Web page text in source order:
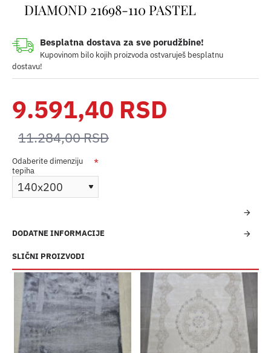
DIAMOND 21698-110 PASTEL
Besplatna dostava za sve porudžbine!
Kupovinom bilo kojih proizvoda ostvaruješ besplatnu
dostavu!
9.591,40 RSD
11.284,00 RSD
Odaberite dimenziju
tepiha
SLIČNI PROIZVODI
DODATNE INFORMACIJE